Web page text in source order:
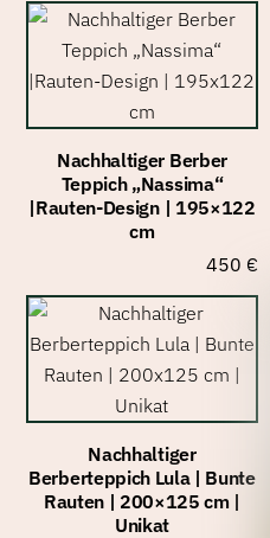
Nachhaltiger Berber
Teppich „Nassima“
|Rauten-Design | 195×122
cm
450 €
Nachhaltiger
Berberteppich Lula | Bunte
Rauten | 200×125 cm |
Unikat